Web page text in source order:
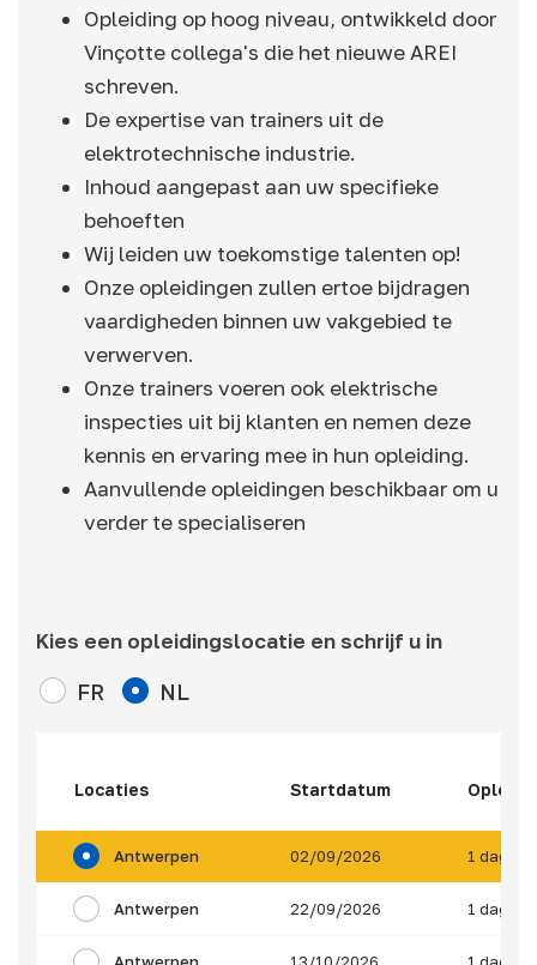
Opleiding op hoog niveau, ontwikkeld door
Vinçotte collega's die het nieuwe AREI
schreven.
De expertise van trainers uit de
elektrotechnische industrie.
Inhoud aangepast aan uw specifieke
behoeften
Wij leiden uw toekomstige talenten op!
Onze opleidingen zullen ertoe bijdragen
vaardigheden binnen uw vakgebied te
verwerven.
Onze trainers voeren ook elektrische
inspecties uit bij klanten en nemen deze
kennis en ervaring mee in hun opleiding.
Aanvullende opleidingen beschikbaar om u
verder te specialiseren
Kies een opleidingslocatie en schrijf u in
FR NL
Locaties Startdatum
Antwerpen 02/09/2026 1 dag
Antwerpen 22/09/2026 1 dag